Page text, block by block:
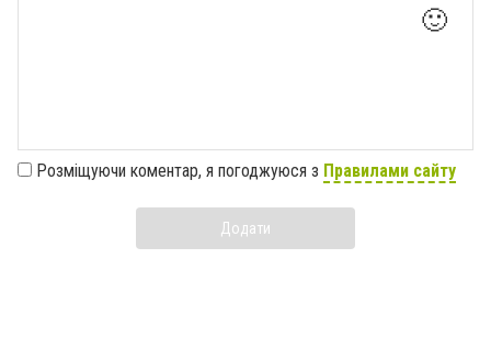
🙂
Розміщуючи коментар, я погоджуюся з Правилами сайту
Додати